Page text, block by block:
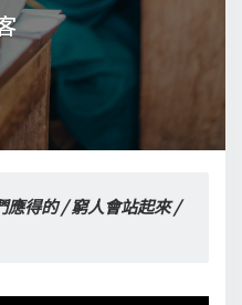
應得的 / 窮人會站起來 /